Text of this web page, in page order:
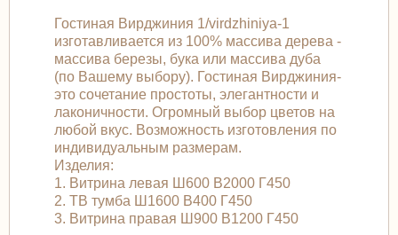
Гостиная Вирджиния 1/virdzhiniya-1
изготавливается из 100% массива дерева -
массива березы, бука или массива дуба
(по Вашему выбору). Гостиная Вирджиния-
это сочетание простоты, элегантности и
лаконичности. Огромный выбор цветов на
любой вкус. Возможность изготовления по
индивидуальным размерам.
Изделия:
1. Витрина левая Ш600 В2000 Г450
2. ТВ тумба Ш1600 В400 Г450
3. Витрина правая Ш900 В1200 Г450